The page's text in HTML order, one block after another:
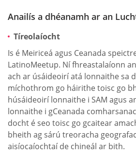
Anailís a dhéanamh ar an
Tíreolaíocht
Is é Meiriceá agus Ceanada
LatinoMeetup. Ní fhreastalaíonn
ach ar úsáideoirí atá lonnaithe sa
míchothrom go háirithe toisc go
húsáideoirí lonnaithe i SAM agus
lonnaithe i gCeanada
docht é seo toisc go gcaitear
bheith ag sárú treoracha
aisíocaíochtaí de chineál ar bith.